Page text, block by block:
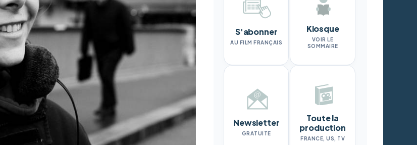
S'abonner
AU FILM FRANÇAIS
Kiosque
VOIR LE
SOMMAIRE
Newsletter
GRATUITE
Toute la
production
FRANCE, US, TV